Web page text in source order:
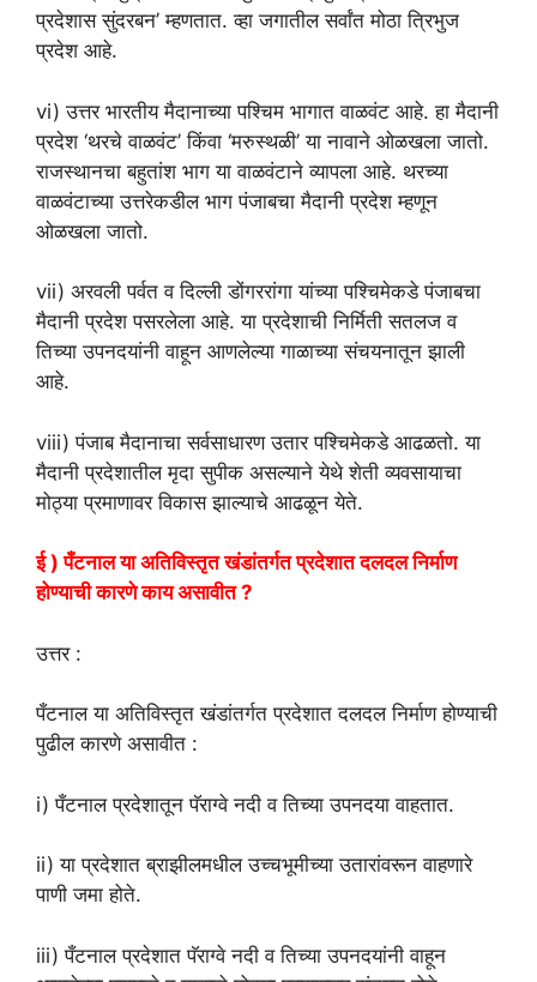
प्रदेशास सुंदरबन’ म्हणतात. व्हा जगातील सर्वांत मोठा त्रिभुज
प्रदेश आहे.
vi) उत्तर भारतीय मैदानाच्या पश्चिम भागात वाळवंट आहे. हा मैदानी
प्रदेश ‘थरचे वाळवंट’ किंवा ‘मरुस्थळी’ या नावाने ओळखला जातो.
राजस्थानचा बहुतांश भाग या वाळवंटाने व्यापला आहे. थरच्या
वाळवंटाच्या उत्तरेकडील भाग पंजाबचा मैदानी प्रदेश म्हणून
ओळखला जातो.
vii) अरवली पर्वत व दिल्ली डोंगररांगा यांच्या पश्चिमेकडे पंजाबचा
मैदानी प्रदेश पसरलेला आहे. या प्रदेशाची निर्मिती सतलज व
तिच्या उपनदयांनी वाहून आणलेल्या गाळाच्या संचयनातून झाली
आहे.
viii) पंजाब मैदानाचा सर्वसाधारण उतार पश्चिमेकडे आढळतो. या
मैदानी प्रदेशातील मृदा सुपीक असल्याने येथे शेती व्यवसायाचा
मोठ्या प्रमाणावर विकास झाल्याचे आढळून येते.
ई ) पँटनाल या अतिविस्तृत खंडांतर्गत प्रदेशात दलदल निर्माण
होण्याची कारणे काय असावीत ?
उत्तर :
पँटनाल या अतिविस्तृत खंडांतर्गत प्रदेशात दलदल निर्माण होण्याची
पुढील कारणे असावीत :
i) पँटनाल प्रदेशातून पॅराग्वे नदी व तिच्या उपनदया वाहतात.
ii) या प्रदेशात ब्राझीलमधील उच्चभूमीच्या उतारांवरून वाहणारे
पाणी जमा होते.
iii) पँटनाल प्रदेशात पॅराग्वे नदी व तिच्या उपनदयांनी वाहून